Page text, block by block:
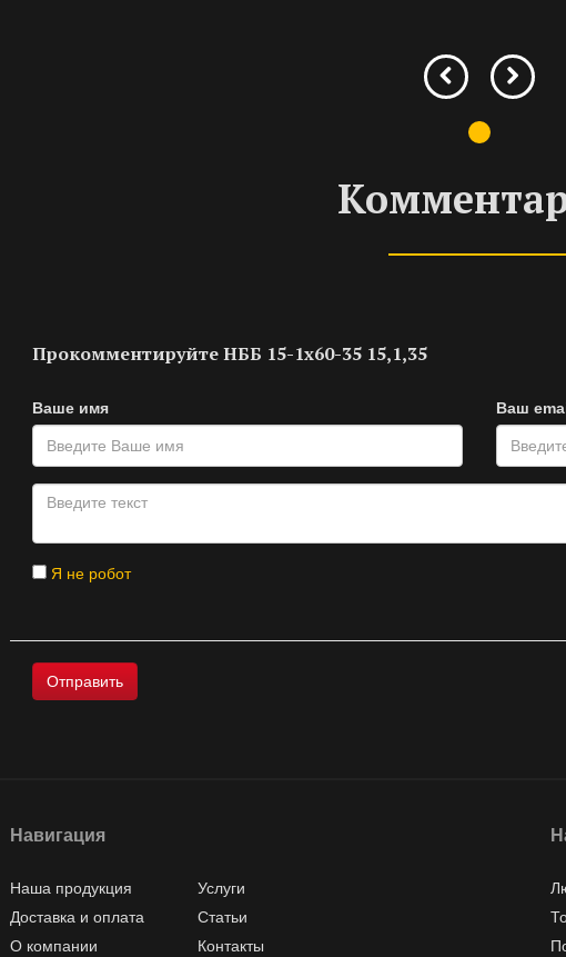
Прокомментируйте НББ 15-1х60-35 15,1,35
Ваше имя Ваш
Я не робот
Навигация
Наша продукция
Услуги
Доставка и оплата
Статьи
О компании
Контакты